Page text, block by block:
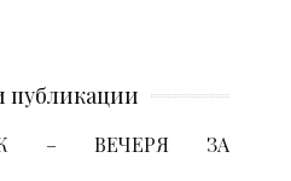
публикации
– ВЕЧЕРЯ ЗА